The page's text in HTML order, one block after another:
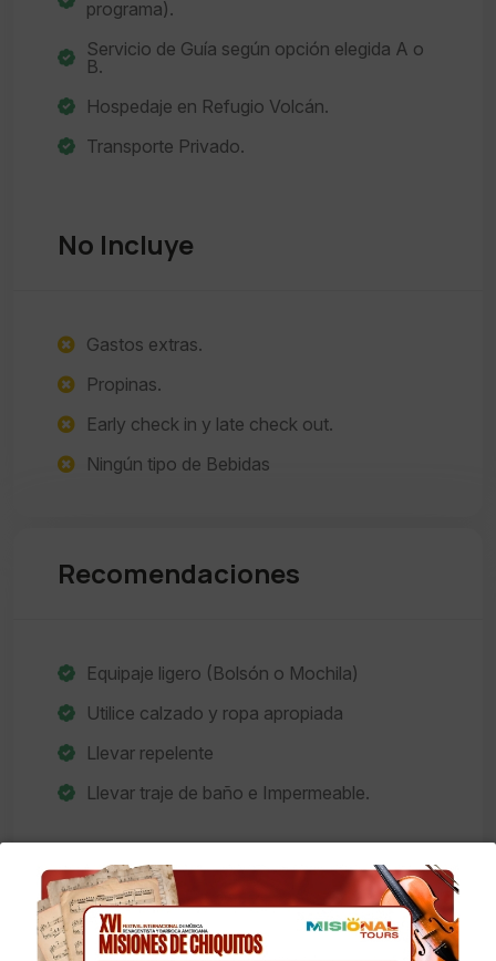
programa).
Servicio de Guía según opción elegida A o
B.
Hospedaje en Refugio Volcán.
Transporte Privado.
No Incluye
Gastos extras.
Propinas.
Early check in y late check out.
Ningún tipo de Bebidas
Recomendaciones
Equipaje ligero (Bolsón o Mochila)
Utilice calzado y ropa apropiada
Llevar repelente
Llevar traje de baño e Impermeable.
Nota